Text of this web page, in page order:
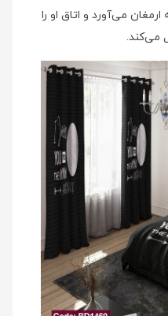
ارمغان می‌آورد و اتاق او را
می‌کند.